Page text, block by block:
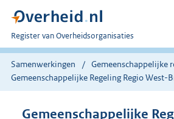
U
bent
nu
hier:
Register van Overheidsorganisaties
Samenwerkingen
Gemeenschappelijke
Gemeenschappelijke Regeling Regio West-
Gemeenschappelijke